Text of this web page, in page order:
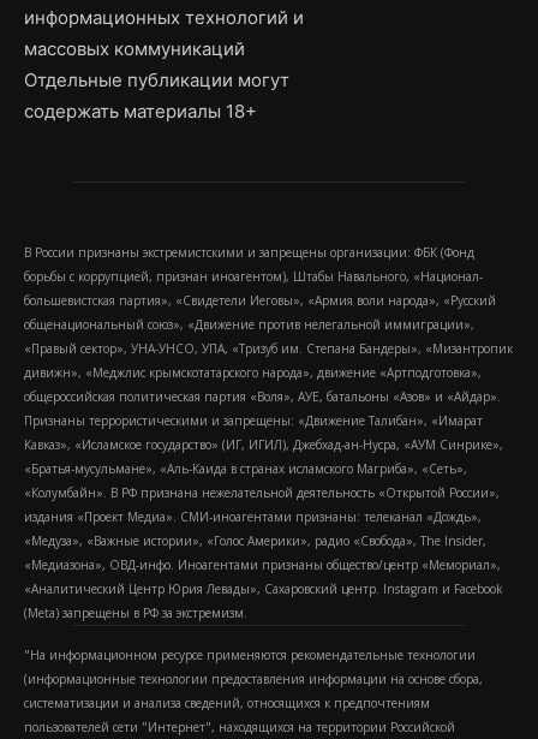
информационных технологий и
массовых коммуникаций
Отдельные публикации могут
содержать материалы 18+
В России признаны экстремистскими и запрещены организации: ФБК (Фонд
борьбы с коррупцией, признан иноагентом), Штабы Навального, «Национал-
большевистская партия», «Свидетели Иеговы», «Армия воли народа», «Русский
общенациональный союз», «Движение против нелегальной иммиграции»,
«Правый сектор», УНА-УНСО, УПА, «Тризуб им. Степана Бандеры», «Мизантропик
дивижн», «Меджлис крымскотатарского народа», движение «Артподготовка»,
общероссийская политическая партия «Воля», АУЕ, батальоны «Азов» и «Айдар».
Признаны террористическими и запрещены: «Движение Талибан», «Имарат
Кавказ», «Исламское государство» (ИГ, ИГИЛ), Джебхад-ан-Нусра, «АУМ Синрике»,
«Братья-мусульмане», «Аль-Каида в странах исламского Магриба», «Сеть»,
«Колумбайн». В РФ признана нежелательной деятельность «Открытой России»,
издания «Проект Медиа». СМИ-иноагентами признаны: телеканал «Дождь»,
«Медуза», «Важные истории», «Голос Америки», радио «Свобода», The Insider,
«Медиазона», ОВД-инфо. Иноагентами признаны общество/центр «Мемориал»,
«Аналитический Центр Юрия Левады», Сахаровский центр. Instagram и Facebook
(Metа) запрещены в РФ за экстремизм.
"На информационном ресурсе применяются рекомендательные технологии
(информационные технологии предоставления информации на основе сбора,
систематизации и анализа сведений, относящихся к предпочтениям
пользователей сети "Интернет", находящихся на территории Российской